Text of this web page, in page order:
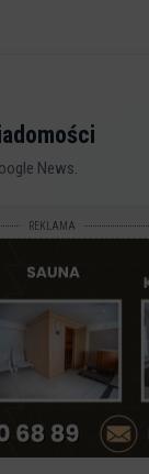
News.
REKLAMA